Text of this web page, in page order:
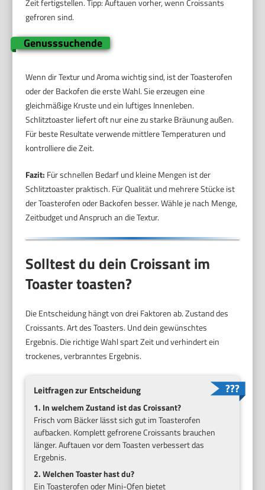
gefroren sind.
Genusssuchende
Wenn dir Textur und Aroma wichtig sind, ist der Toasterofen
oder der Backofen die erste Wahl. Sie erzeugen eine
gleichmäßige Kruste und ein luftiges Innenleben.
Schlitztoaster liefert oft nur eine zu starke Bräunung außen.
Für beste Resultate verwende mittlere Temperaturen und
kontrolliere die Zeit.
Fazit: Für schnellen Bedarf und kleine Mengen ist der
Schlitztoaster praktisch. Für Qualität und mehrere Stücke ist
der Toasterofen oder Backofen besser. Wähle je nach Menge,
Zeitbudget und Anspruch an die Textur.
Solltest du dein Croissant im
Toaster toasten?
Die Entscheidung hängt von drei Faktoren ab. Zustand des
Croissants. Art des Toasters. Und dein gewünschtes
Ergebnis. Die richtige Wahl spart Zeit und verhindert ein
trockenes, verbranntes Ergebnis.
Leitfragen zur Entscheidung
1. In welchem Zustand ist das Croissant?
Frisch vom Bäcker lässt sich gut im Toasterofen
aufbacken. Komplett gefrorene Croissants brauchen
länger. Auftauen vor dem Toasten verbessert das
Ergebnis.
2. Welchen Toaster hast du?
Ein Toasterofen oder Mini-Ofen bietet